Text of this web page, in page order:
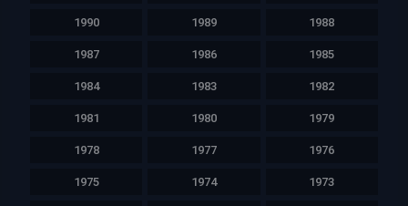
1990 1989 1988
1987 1986 1985
1984 1983 1982
1981 1980 1979
1978 1977 1976
1975 1974 1973